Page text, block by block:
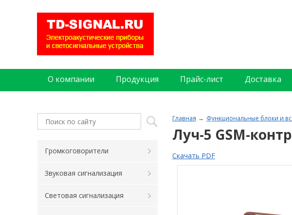
О компании Продукция Прайс-лист Доставка
Главная Функциональные блоки и
Луч-5 GSM-
Скачать PDF
Громкоговорители
Звуковая сигнализация
Световая сигнализация